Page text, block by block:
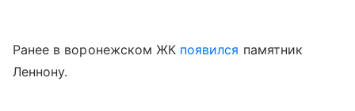
Ранее в воронежском ЖК появился памятник
Леннону.